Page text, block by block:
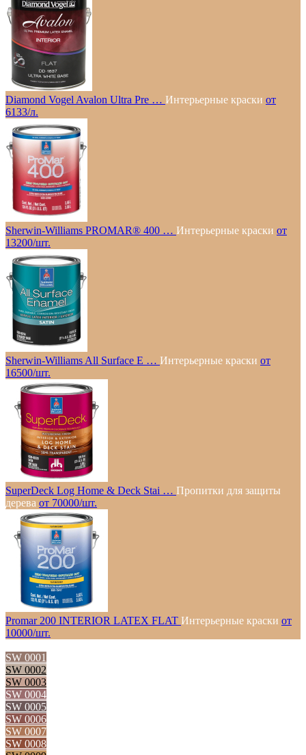
Diamond Vogel Avalon Ultra Pre … Интерьерные краски от
6133/л.
Sherwin-Williams PROMAR® 400 … Интерьерные краски от
13200/шт.
Sherwin-Williams All Surface E … Интерьерные краски от
16500/шт.
SuperDeck Log Home & Deck Stai … Пропитки для защиты
дерева от 70000/шт.
Promar 200 INTERIOR LATEX FLAT Интерьерные краски от
10000/шт.
SW 0001
SW 0002
SW 0003
SW 0004
SW 0005
SW 0006
SW 0007
SW 0008